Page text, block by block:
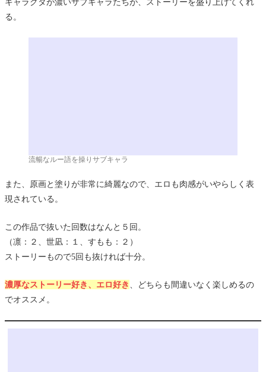
る。
流暢なルー語を操りサブキャラ
また、原画と塗りが非常に綺麗なので、エロも肉感がいやらしく表
現されている。
この作品で抜いた回数はなんと５回。
（凛：２、世凪：１、すもも：２）
ストーリーもので5回も抜ければ十分。
濃厚なストーリー好き、エロ好き
、どちらも間違いなく楽しめるの
でオススメ。